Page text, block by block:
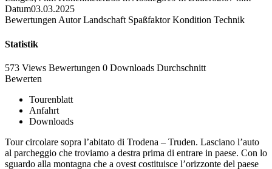
Datum03.03.2025
Bewertungen Autor Landschaft Spaßfaktor Kondition Technik
Statistik
573 Views Bewertungen 0 Downloads Durchschnitt
Bewerten
Tourenblatt
Anfahrt
Downloads
Tour circolare sopra l’abitato di Trodena – Truden. Lasciano l’auto
al parcheggio che troviamo a destra prima di entrare in paese. Con lo
sguardo alla montagna che a ovest costituisce l’orizzonte del paese